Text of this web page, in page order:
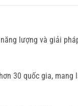
lượng và giải
30 quốc gia, mang